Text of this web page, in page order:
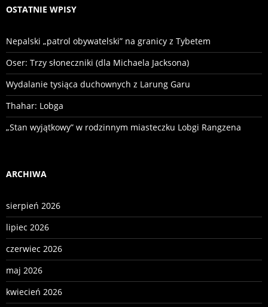
OSTATNIE WPISY
Nepalski „patrol obywatelski” na granicy z Tybetem
Oser: Trzy słoneczniki (dla Michaela Jacksona)
Wydalanie tysiąca duchownych z Larung Garu
Thahar: Lobga
„Stan wyjątkowy” w rodzinnym miasteczku Lobgi Rangzena
ARCHIWA
sierpień 2026
lipiec 2026
czerwiec 2026
maj 2026
kwiecień 2026